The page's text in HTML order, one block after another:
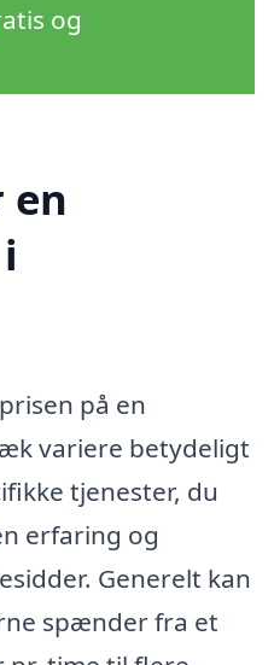
og
en
på en
variere betydeligt
tjenester, du
erfaring og
Generelt kan
spænder fra et